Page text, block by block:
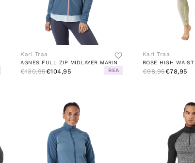
Kari Traa
AGNES FULL ZIP MIDLAYER MARIN
€130,95€104,95 REA
Kari Traa
ROSE HIGH
€98,95€78,95